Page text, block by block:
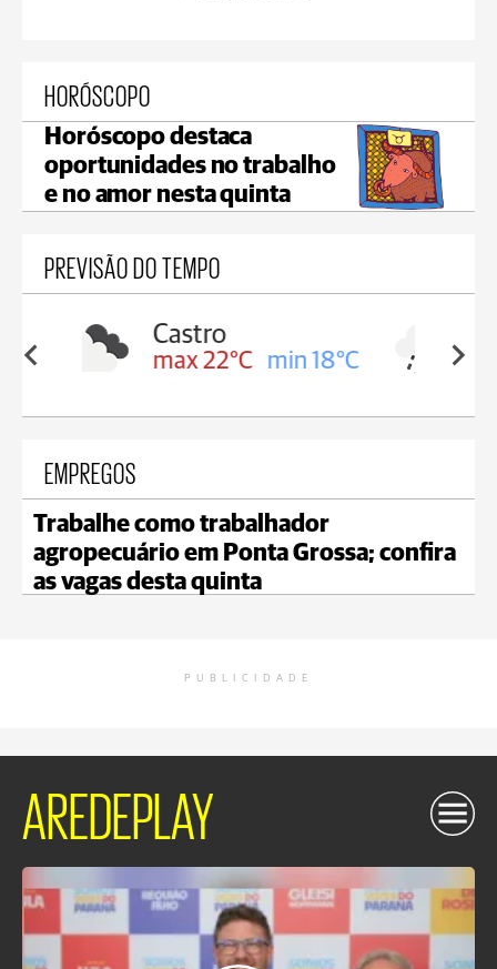
HORÓSCOPO
Horóscopo destaca
oportunidades no trabalho
e no amor nesta quinta
PREVISÃO DO TEMPO
18°C
Carambeí
max 21°C min 18°C
EMPREGOS
Trabalhe como trabalhador
agropecuário em Ponta Grossa; confira
as vagas desta quinta
PUBLICIDADE
AREDEPLAY